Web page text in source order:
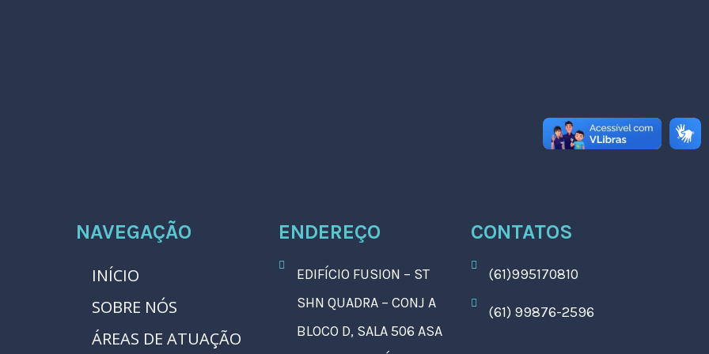
NAVEGAÇÃO
INÍCIO
SOBRE NÓS
ÁREAS DE ATUAÇÃO
ENDEREÇO
EDIFÍCIO FUSION – ST
SHN QUADRA – CONJ A
BLOCO D, SALA 506 ASA
CONTATOS
(61)995170810
(61) 99876-2596